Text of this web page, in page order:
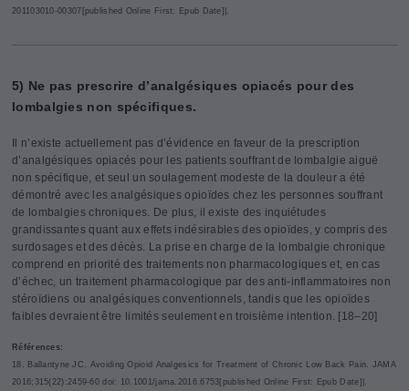
201103010-00307[published Online First: Epub Date]|.
5) Ne pas prescrire d’analgésiques opiacés pour des
lombalgies non spécifiques.
Il n’existe actuellement pas d’évidence en faveur de la prescription
d’analgésiques opiacés pour les patients souffrant de lombalgie aiguë
non spécifique, et seul un soulagement modeste de la douleur a été
démontré avec les analgésiques opioïdes chez les personnes souffrant
de lombalgies chroniques. De plus, il existe des inquiétudes
grandissantes quant aux effets indésirables des opioïdes, y compris des
surdosages et des décès. La prise en charge de la lombalgie chronique
comprend en priorité des traitements non pharmacologiques et, en cas
d’échec, un traitement pharmacologique par des anti-inflammatoires non
stéroïdiens ou analgésiques conventionnels, tandis que les opioïdes
faibles devraient être limités seulement en troisième intention. [18–20]
Références:
18. Ballantyne JC. Avoiding Opioid Analgesics for Treatment of Chronic Low Back Pain. JAMA
2016;315(22):2459-60 doi: 10.1001/jama.2016.6753[published Online First: Epub Date]|.